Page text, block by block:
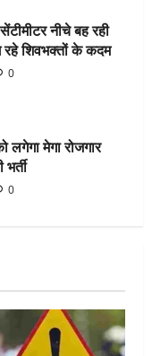
नीचे बह रही
रहे शिवभक्तों के कदम
0
लगेगा मेगा रोजगार
0